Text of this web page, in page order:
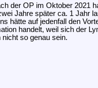
der OP im Oktober 2021
Jahre später ca. 1 Jahr
hätte auf jedenfall den
handelt, weil sich der
so genau sein.